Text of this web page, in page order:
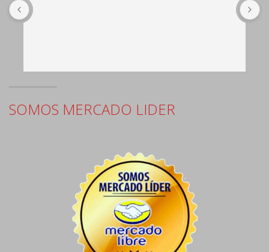
SOMOS MERCADO LIDER